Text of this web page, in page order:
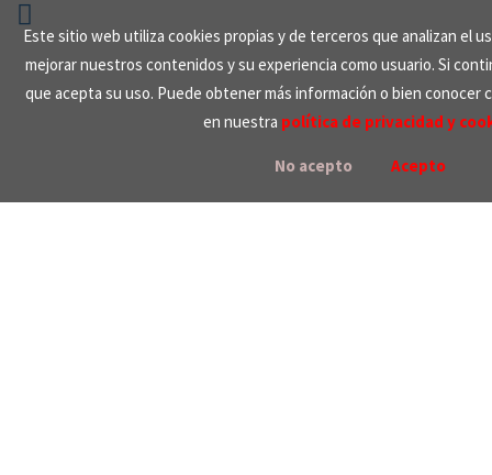
Este sitio web utiliza cookies propias y de terceros que analizan el
mejorar nuestros contenidos y su experiencia como usuario. Si
que acepta su uso. Puede obtener más información o bien conocer
en nuestra política de privacidad y
No acepto Acepto
Skip
content